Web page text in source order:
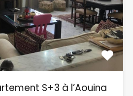
S+3 à l’Aouina